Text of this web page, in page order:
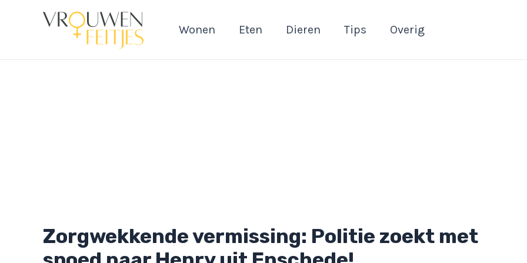
Wonen Eten Dieren Tips Overig
Zorgwekkende vermissing: Politie zoekt met